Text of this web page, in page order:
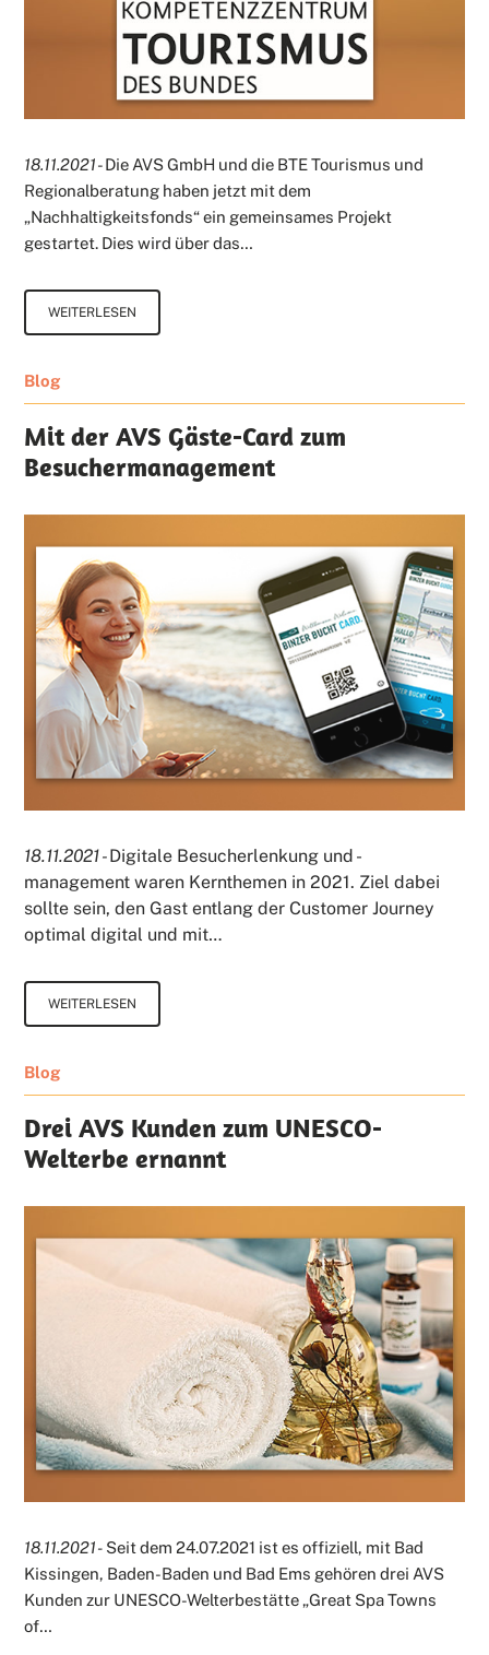
18.11.2021- Die AVS GmbH und die BTE Tourismus und
Regionalberatung haben jetzt mit dem
„Nachhaltigkeitsfonds“ ein gemeinsames Projekt
gestartet. Dies wird über das…
WEITERLESEN
Blog
Mit der AVS Gäste-Card zum
Besuchermanagement
18.11.2021 -Digitale Besucherlenkung und -
management waren Kernthemen in 2021. Ziel dabei
sollte sein, den Gast entlang der Customer Journey
optimal digital und mit…
WEITERLESEN
Blog
Drei AVS Kunden zum UNESCO-
Welterbe ernannt
18.11.2021 - Seit dem 24.07.2021 ist es offiziell, mit Bad
Kissingen, Baden-Baden und Bad Ems gehören drei AVS
Kunden zur UNESCO-Welterbestätte „Great Spa Towns
of…